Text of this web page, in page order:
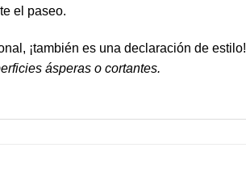
el paseo.
¡también es una declaración de estilo!
ásperas o cortantes.